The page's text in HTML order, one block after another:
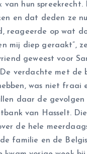
hun spreekrecht.
en dat deden ze
reageerde op wat
mij diep geraakt”,
geweest voor
verdachte met de
was niet fraai
daar de
van Hasselt.
de hele
familie en de